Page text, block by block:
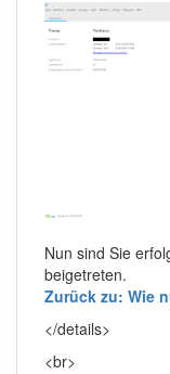
Nun sind Sie
beigetreten.
Zurück zu: Wie
</details>
<br>